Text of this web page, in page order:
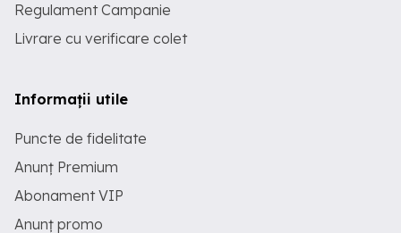
Regulament Campanie
Livrare cu verificare colet
Informații utile
Puncte de fidelitate
Anunț Premium
Abonament VIP
Anunț promo